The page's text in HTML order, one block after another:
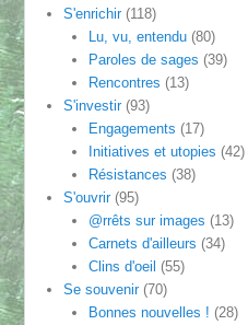
S'enrichir(118)
Lu, vu, entendu(80)
Paroles de sages (39)
Rencontres (13)
S'investir(93)
Engagements (17)
Initiatives et utopies (42)
Résistances (38)
S'ouvrir(95)
@rrêts sur images (13)
Carnets d'ailleurs (34)
Clins d'oeil (55)
Se souvenir(70)
Bonnes nouvelles ! (28)